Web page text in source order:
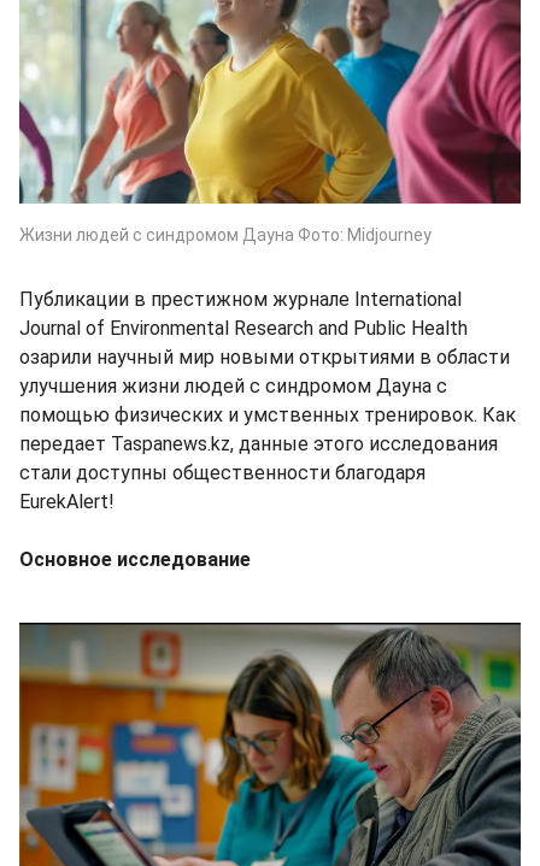
Жизни людей с синдромом Дауна Фото: Midjourney
Публикации в престижном журнале International
Journal of Environmental Research and Public Health
озарили научный мир новыми открытиями в области
улучшения жизни людей с синдромом Дауна с
помощью физических и умственных тренировок. Как
передает Taspanews.kz, данные этого исследования
стали доступны общественности благодаря
EurekAlert!
Основное исследование